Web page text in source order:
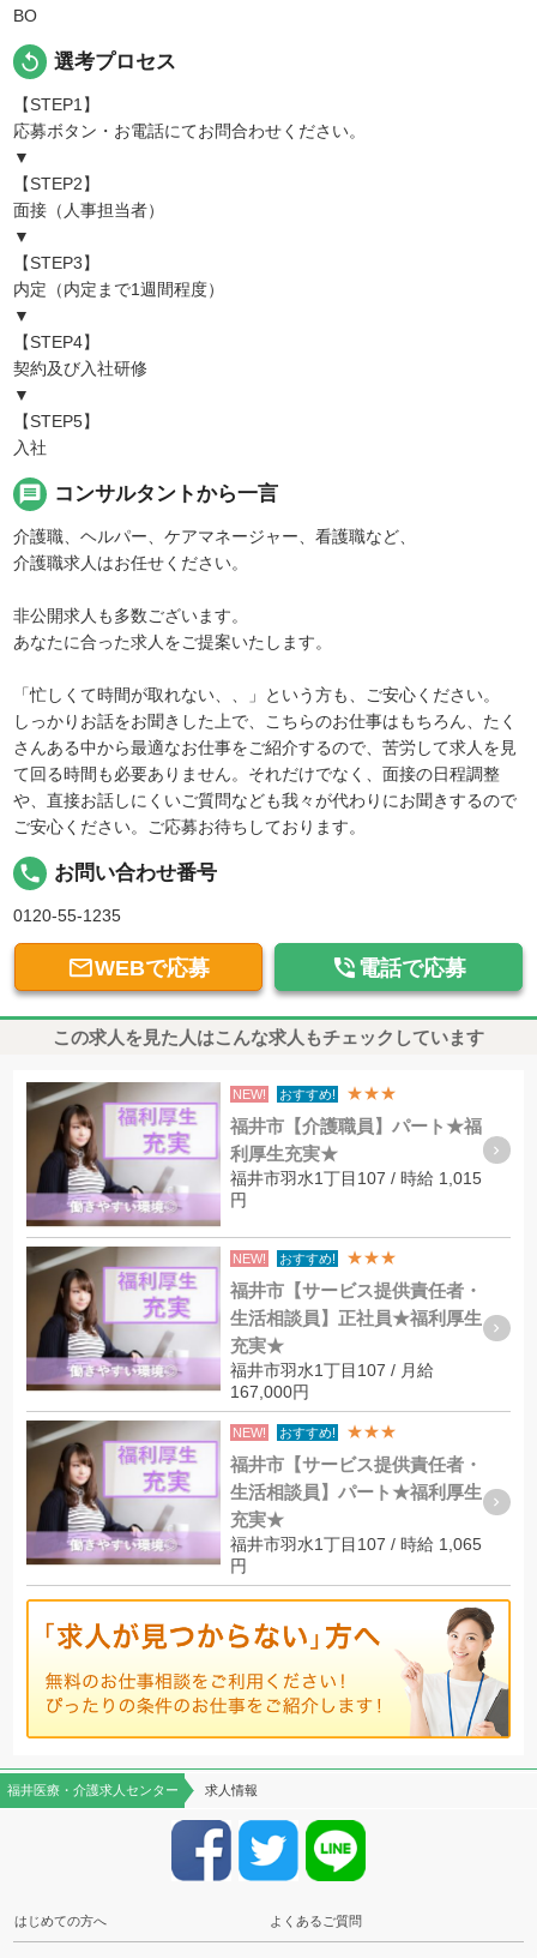
BO
replay 選考プロセス
【STEP1】
応募ボタン・お電話にてお問合わせください。
▼
【STEP2】
面接（人事担当者）
▼
【STEP3】
内定（内定まで1週間程度）
▼
【STEP4】
契約及び入社研修
▼
【STEP5】
入社
message コンサルタントから一言
介護職、ヘルパー、ケアマネージャー、看護職など、
介護職求人はお任せください。
非公開求人も多数ございます。
あなたに合った求人をご提案いたします。
「忙しくて時間が取れない、、」という方も、ご安心ください。
しっかりお話をお聞きした上で、こちらのお仕事はもちろん、たく
さんある中から最適なお仕事をご紹介するので、苦労して求人を見
て回る時間も必要ありません。それだけでなく、面接の日程調整
や、直接お話しにくいご質問なども我々が代わりにお聞きするので
ご安心ください。ご応募お待ちしております。
local_phone お問い合わせ番号
0120-55-1235
WEBで応募  電話で応募
この求人を見た人はこんな求人もチェックしています
NEW! おすすめ! ★★★
福井市【介護職員】パート★福
利厚生充実★
福井市羽水1丁目107 / 時給 1,015
円
NEW! おすすめ! ★★★
福井市【サービス提供責任者・
生活相談員】正社員★福利厚生
充実★
福井市羽水1丁目107 / 月給
167,000円
NEW! おすすめ! ★★★
福井市【サービス提供責任者・
生活相談員】パート★福利厚生
充実★
福井市羽水1丁目107 / 時給 1,065
円
福井医療・介護求人センター 求人情報
はじめての方へ よくあるご質問